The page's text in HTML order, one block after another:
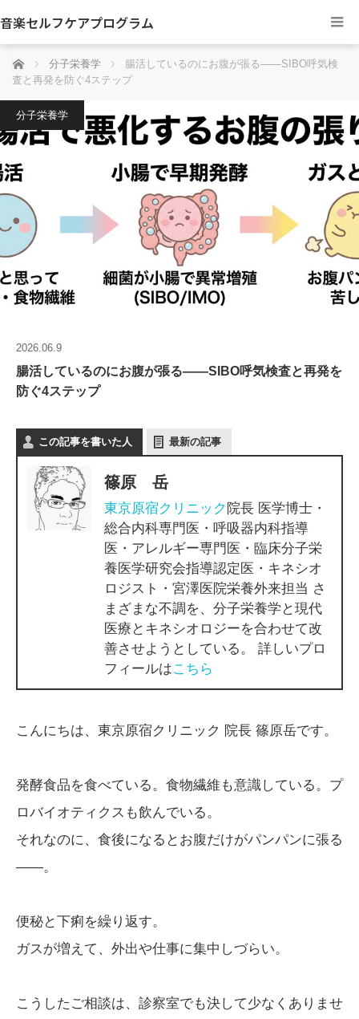
音楽セルフケアプログラム
ホーム 分子栄養学
腸活しているのにお腹が張る——SIBO呼気検
査と再発を防ぐ4ステップ
分子栄養学
2026.06.9
腸活しているのにお腹が張る——SIBO呼気検査と再発を
防ぐ4ステップ
この記事を書いた人 最新の記事
篠原 岳
東京原宿クリニック 院長 医学博士・
総合内科専門医・呼吸器内科指導
医・アレルギー専門医・臨床分子栄
養医学研究会指導認定医・キネシオ
ロジスト・宮澤医院栄養外来担当 さ
まざまな不調を、分子栄養学と現代
医療とキネシオロジーを合わせて改
善させようとしている。 詳しいプロ
フィールはこちら
こんにちは、東京原宿クリニック 院長 篠原岳です。
発酵食品を食べている。食物繊維も意識している。プ
ロバイオティクスも飲んでいる。
それなのに、食後になるとお腹だけがパンパンに張る
——。
便秘と下痢を繰り返す。
ガスが増えて、外出や仕事に集中しづらい。
こうしたご相談は、診察室でも決して少なくありませ